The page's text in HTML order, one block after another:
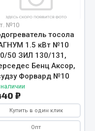
№10
тосола
1.5 кВт №10
50 ЗИЛ 130/131,
Бенц Аксор,
Форвард №10
₽
Купить в один клик
Опт